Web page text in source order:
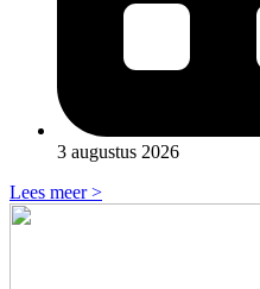
3 augustus 2026
Lees meer >